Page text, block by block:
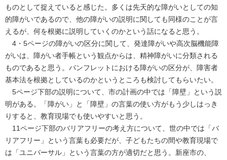
ものとして捉えていると感じた。多くは先天的な障がいとしての知
的障がいであるので、他の障がいの説明に関しても同様のことが言
えるが、何を根拠に説明していくのかという話になると思う。
4・5ページの障がいの区分に関して、発達障がいや高次脳機能障
がいは、障がい者手帳という観点からは、精神障がいに分類される
ものであると思う。パンフレットにおける障がいの区分が、障害者
基本法を根拠としているのかというところも検討してもらいたい。
5ページ下部の説明について、市の計画の中では「障壁」という説
明がある。「障がい」と「障壁」の言葉の使い方がもう少しはっき
りすると、教育現場でも使いやすいと思う。
11ページ下部のバリアフリーの考え方について、世の中では「バ
リアフリー」という言葉も必要だが、子どもたちの間や教育現場で
は「ユニバーサル」という言葉の方が適切だと思う。新座市の、